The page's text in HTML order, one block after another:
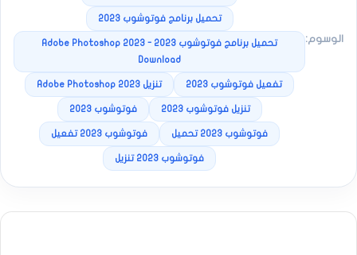
الوسوم:
تحميل برنامج فوتوشوب 2023
تحميل برنامج فوتوشوب 2023 - Adobe Photoshop 2023
Download
تفعيل فوتوشوب 2023 تنزيل Adobe Photoshop 2023
تنزيل فوتوشوب 2023 فوتوشوب 2023
فوتوشوب 2023 تحميل فوتوشوب 2023 تفعيل
فوتوشوب 2023 تنزيل